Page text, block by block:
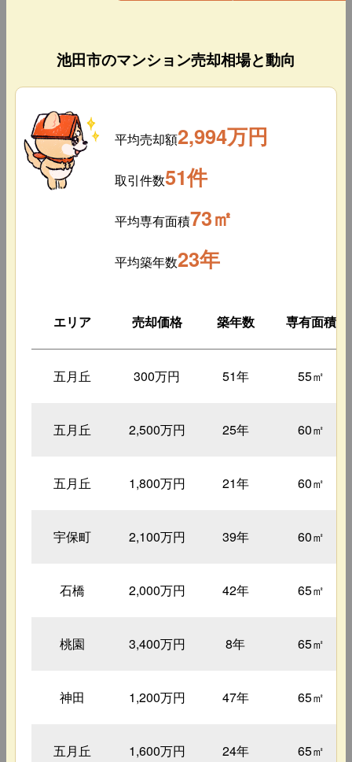
池田市のマンション売却相場と動向
平均売却額2,994万円
取引件数51件
平均専有面積73㎡
平均築年数23年
エリア 売却価格 築年数 専有面積
五月丘 300万円 51年 55㎡
五月丘 2,500万円 25年 60㎡
五月丘 1,800万円 21年 60㎡
宇保町 2,100万円 39年 60㎡
石橋 2,000万円 42年 65㎡
桃園 3,400万円 8年 65㎡
神田 1,200万円 47年 65㎡
五月丘 1,600万円 24年 65㎡